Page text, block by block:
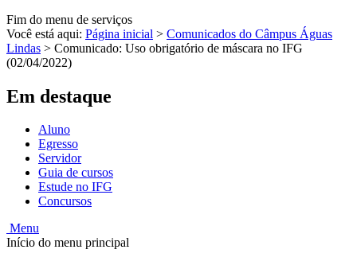
Fim do menu de serviços
Você está aqui: Página inicial > Comunicados do Câmpus Águas
Lindas > Comunicado: Uso obrigatório de máscara no IFG
(02/04/2022)
Em destaque
Aluno
Egresso
Servidor
Guia de cursos
Estude no IFG
Concursos
Menu
Início do menu principal